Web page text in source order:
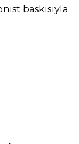
baskısıyla